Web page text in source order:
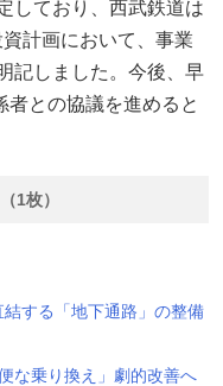
しており、西武鉄道は
計画において、事業
記しました。今後、早
との協議を進めると
1枚）
結する「地下通路」の整備
な乗り換え」劇的改善へ